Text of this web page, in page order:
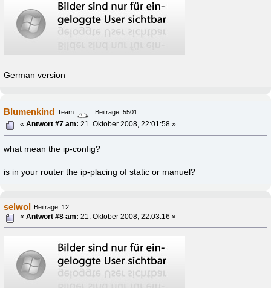
German version
Blumenkind Team
Beiträge: 5501
«Antwort #7 am: 21. Oktober 2008, 22:01:58 »
what mean the ip-config?
is in your router the ip-placing of static or manuel?
selwol Beiträge: 12
«Antwort #8 am: 21. Oktober 2008, 22:03:16 »